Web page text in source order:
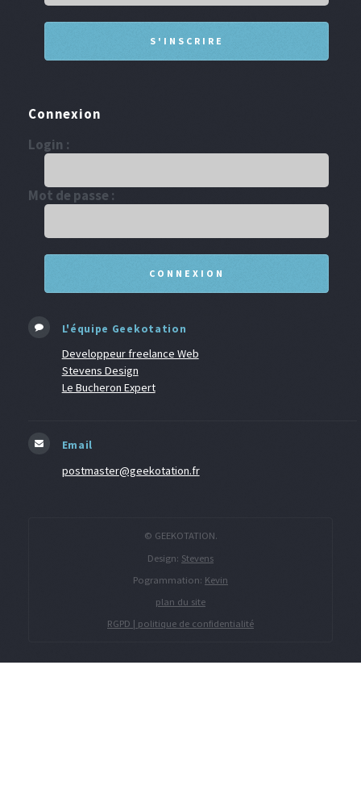
Connexion
Login :
Mot de passe :
L'équipe Geekotation
Developpeur freelance Web
Stevens Design
Le Bucheron Expert
Email
postmaster@geekotation.fr
© GEEKOTATION.
Design: Stevens
Pogrammation: Kevin
plan du site
RGPD | politique de confidentialité